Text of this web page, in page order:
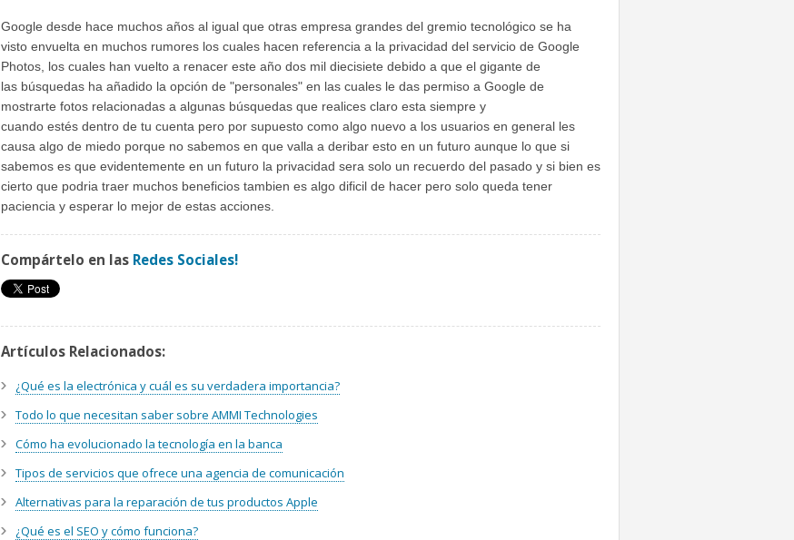
Google desde hace muchos años al igual que otras empresa grandes del gremio tecnológico se ha
visto envuelta en muchos rumores los cuales hacen referencia a la privacidad del servicio de Google
Photos, los cuales han vuelto a renacer este año dos mil diecisiete debido a que el gigante de
las búsquedas ha añadido la opción de "personales" en las cuales le das permiso a Google de
mostrarte fotos relacionadas a algunas búsquedas que realices claro esta siempre y
cuando estés dentro de tu cuenta pero por supuesto como algo nuevo a los usuarios en general les
causa algo de miedo porque no sabemos en que valla a deribar esto en un futuro aunque lo que si
sabemos es que evidentemente en un futuro la privacidad sera solo un recuerdo del pasado y si bien es
cierto que podria traer muchos beneficios tambien es algo dificil de hacer pero solo queda tener
paciencia y esperar lo mejor de estas acciones.
Compártelo en las Redes Sociales!
Artículos Relacionados:
¿Qué es la electrónica y cuál es su verdadera importancia?
Todo lo que necesitan saber sobre AMMI Technologies
Cómo ha evolucionado la tecnología en la banca
Tipos de servicios que ofrece una agencia de comunicación
Alternativas para la reparación de tus productos Apple
¿Qué es el SEO y cómo funciona?